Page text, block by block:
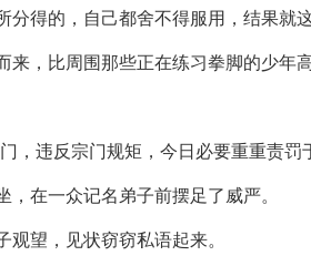
得的，自己都舍不得服用，结果就
，比周围那些正在练习拳脚的少年
，违反宗门规矩，今日必要重重责罚
在一众记名弟子前摆足了威严。
望，见状窃窃私语起来。